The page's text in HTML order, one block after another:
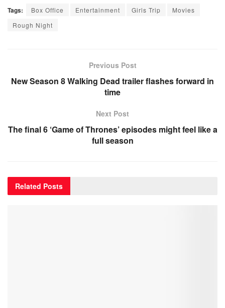
Tags: Box Office Entertainment Girls Trip
Movies
Rough Night
Previous Post
New Season 8 Walking Dead trailer flashes forward in
time
Next Post
The final 6 ‘Game of Thrones’ episodes might feel like a
full season
Related Posts